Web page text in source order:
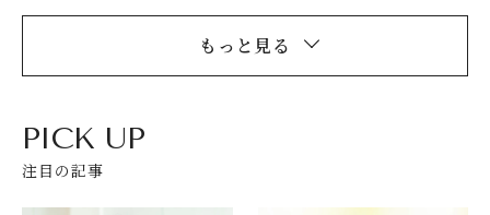
もっと見る
PICK UP
注目の記事